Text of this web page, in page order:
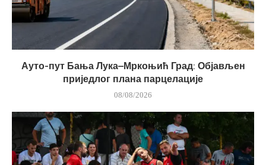
Ауто-пут Бања Лука–Мркоњић Град: Објављен
приједлог плана парцелације
08/08/2026